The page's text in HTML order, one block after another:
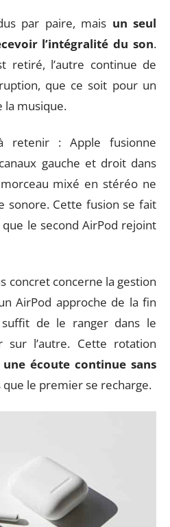
par paire, mais un seul
l’intégralité du son.
retiré, l’autre continue de
que ce soit pour un
la musique.
retenir : Apple fusionne
gauche et droit dans
mixé en stéréo ne
sonore. Cette fusion se fait
le second AirPod rejoint
concret concerne la gestion
AirPod approche de la fin
de le ranger dans le
l’autre. Cette rotation
écoute continue sans
que le premier se recharge.